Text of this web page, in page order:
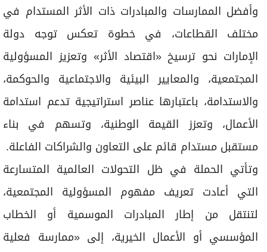
وأفضل الممارسات والمبادرات ذات الأثر المستدام في
مختلف القطاعات، في خطوة تعكس توجه دولة
الإمارات نحو ترسيخ «اقتصاد الأثر» وتعزيز المسؤولية
المجتمعية، والمعايير البيئية والاجتماعية والحوكمة،
والاستدامة، باعتبارها عناصر استراتيجية تدعم استدامة
الأعمال، وتعزز القيمة الوطنية، وتسهم في بناء
مستقبل مستدام قائم على التعاون والشراكات الفاعلة.
وتأتي الحملة في ظل التحولات العالمية المتسارعة
التي أعادت تعريف مفهوم المسؤولية المجتمعية،
لتنتقل من إطار المبادرات الموسمية أو الخطاب
المؤسسي أو الأعمال الخيرية، إلى «ممارسة فعلية